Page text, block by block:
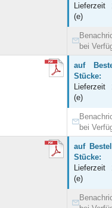
(e)
bei
auf
Stücke:
(e)
bei
auf
Stücke:
(e)